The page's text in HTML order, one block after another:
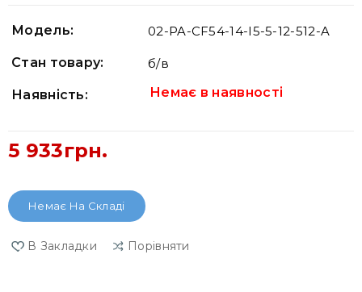
Модель: 02-PA-CF54-14-I5-5-12-512-A
Стан товару: б/в
Наявність: Немає в наявності
5 933грн.
Немає На Складі
В Закладки Порівняти